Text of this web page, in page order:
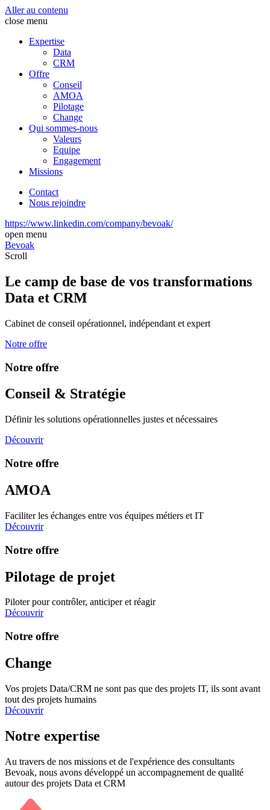
Aller au contenu
close menu
Expertise
Data
CRM
Offre
Conseil
AMOA
Pilotage
Change
Qui sommes-nous
Valeurs
Equipe
Engagement
Missions
Contact
Nous rejoindre
https://www.linkedin.com/company/bevoak/
open menu
Bevoak
Scroll
Le camp de base de vos transformations
Data et CRM
Cabinet de conseil opérationnel, indépendant et expert
Notre offre
Notre offre
Conseil & Stratégie
Définir les solutions opérationnelles justes et nécessaires
Découvrir
Notre offre
AMOA
Faciliter les échanges entre vos équipes métiers et IT
Découvrir
Notre offre
Pilotage de projet
Piloter pour contrôler, anticiper et réagir
Découvrir
Notre offre
Change
Vos projets Data/CRM ne sont pas que des projets IT, ils sont avant
tout des projets humains
Découvrir
Notre expertise
Au travers de nos missions et de l'expérience des consultants
Bevoak, nous avons développé un accompagnement de qualité
autour des projets Data et CRM